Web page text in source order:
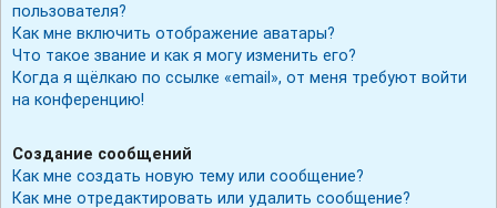
пользователя?
Как мне включить отображение аватары?
Что такое звание и как я могу изменить его?
Когда я щёлкаю по ссылке «email», от меня требуют войти
на конференцию!
Создание сообщений
Как мне создать новую тему или сообщение?
Как мне отредактировать или удалить сообщение?